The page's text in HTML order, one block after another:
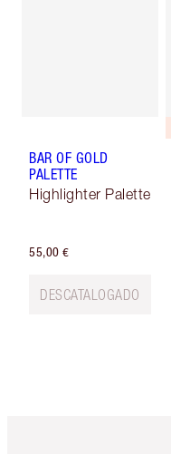
BAR OF GOLD
PALETTE
Highlighter Palette
55,00 €
DESCATALOGADO